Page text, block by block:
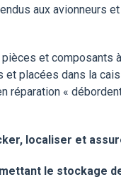
aux avionneurs
et composants
et placées dans la
réparation «
localiser et
le stockage